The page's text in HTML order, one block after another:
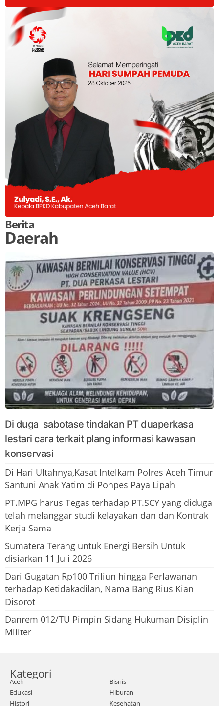
Berita
Daerah
Di duga sabotase tindakan PT duaperkasa
lestari cara terkait plang informasi kawasan
konservasi
Di Hari Ultahnya,Kasat Intelkam Polres Aceh Timur
Santuni Anak Yatim di Ponpes Paya Lipah
PT.MPG harus Tegas terhadap PT.SCY yang diduga
telah melanggar studi kelayakan dan dan Kontrak
Kerja Sama
Sumatera Terang untuk Energi Bersih Untuk
disiarkan 11 Juli 2026
Dari Gugatan Rp100 Triliun hingga Perlawanan
terhadap Ketidakadilan, Nama Bang Rius Kian
Disorot
Danrem 012/TU Pimpin Sidang Hukuman Disiplin
Militer
Kategori
Aceh
Bisnis
Edukasi
Hiburan
Histori
Kesehatan